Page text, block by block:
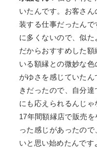
いたんです。お客さ
装する仕事だったん
に多くないので、似た
だからおすすめした
いる額縁との微妙な
がゆさを感じていた
きだったので、自分
にも応えられるんじ
17年間額縁店で販売
った感じがあったの
いと思い始めたんです